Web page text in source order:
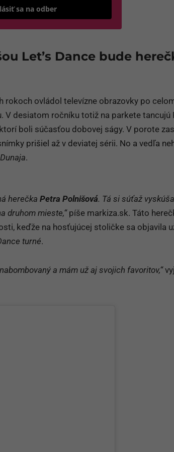
sa na odber
Let’s Dance bude
rokoch ovládol televízne obrazovky po
V desiatom ročníku totiž na parkete tancujú
boli súčasťou dobovej ságy. V porote
prišiel až v deviatej sérii. No a vedľa
Dunaja.
herečka Petra Polnišová. Tá si súťaž
druhom mieste,“píše markiza.sk. Táto
keďže na hosťujúcej stoličke sa objavila
turné.
a mám už aj svojich favoritov,“